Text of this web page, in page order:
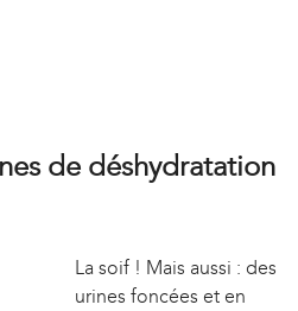
de déshydratation
La soif ! Mais aussi : des
urines foncées et en